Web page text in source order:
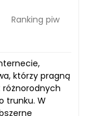
Ranking piw
którzy pragną
trunku. W